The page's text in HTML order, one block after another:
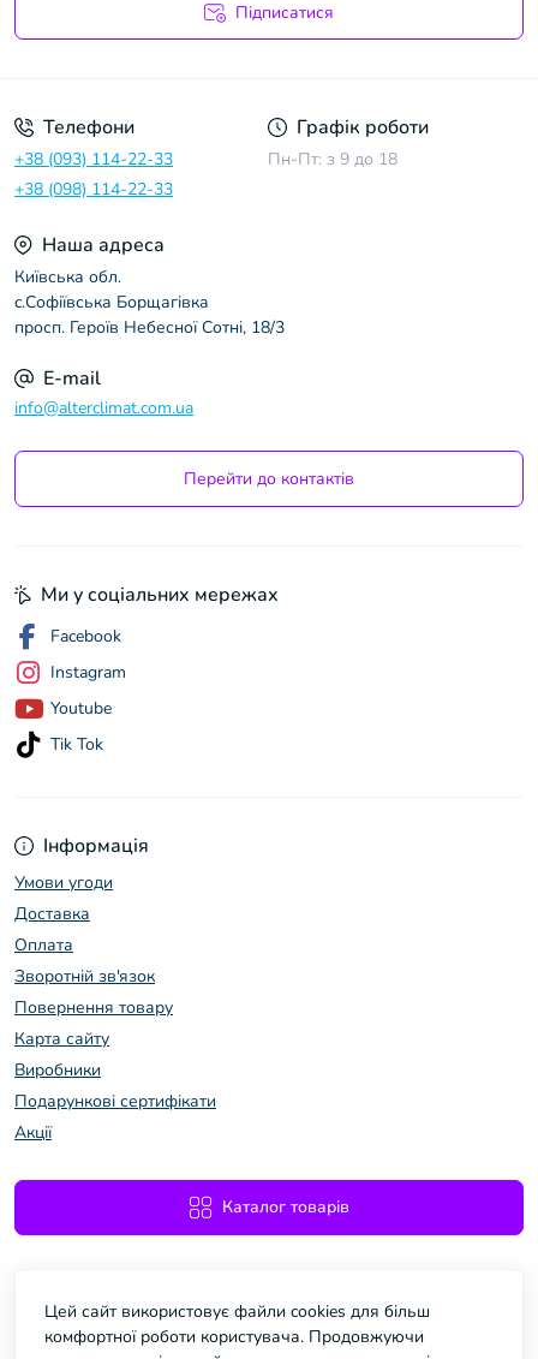
Підписатися
Телефони
+38 (093) 114-22-33
+38 (098) 114-22-33
Графік роботи
Пн-Пт: з 9 до 18
Наша адреса
Київська обл.
c.Софіївська Борщагівка
просп. Героїв Небесної Сотні, 18/3
E-mail
info@alterclimat.com.ua
Перейти до контактів
Інформація
Умови угоди
Доставка
Оплата
Зворотній зв'язок
Повернення товару
Карта сайту
Виробники
Подарункові сертифікати
Акції
Каталог товарів
Ми у соціальних мережах
Facebook
Instagram
Youtube
Tik Tok
Цей сайт використовує файли cookies для більш
комфортної роботи користувача. Продовжуючи